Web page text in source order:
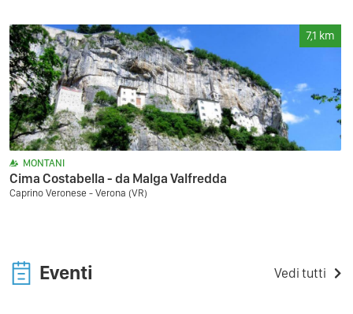
7,1 km
MONTANI
Cima Costabella - da Malga Valfredda
Caprino Veronese - Verona (VR)
Eventi Vedi tutti